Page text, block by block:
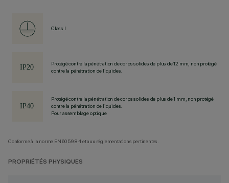
Class I
Protégé contre la pénétration de corps solides de plus de 12 mm, non protégé
contre la pénétration de liquides.
Protégé contre la pénétration de corps solides de plus de 1 mm, non protégé
contre la pénétration de liquides.
Pour assemblage optique
Conforme à la norme EN60598-1 et aux réglementations pertinentes.
PROPRIÉTÉS PHYSIQUES